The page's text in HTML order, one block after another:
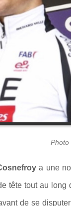
Photo
a une
tête tout au long
de se